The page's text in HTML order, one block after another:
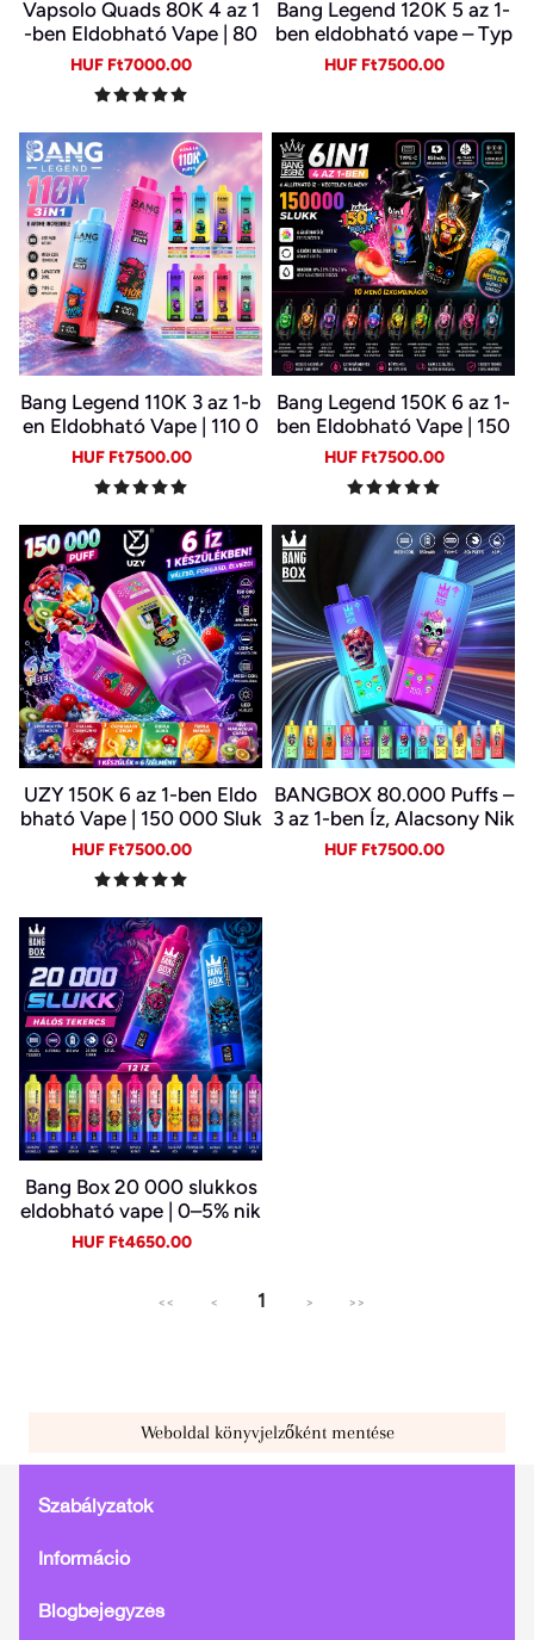
Vapsolo Quads 80K 4 az 1
-ben Eldobható Vape | 80
000 Slukk, Több Íz Egy Ké
szülékben
Sale
HUF Ft7000.00
Bang Legend 120K 5 az 1-
ben eldobható vape – Typ
e-C, LED kijelző
Sale
HUF Ft7500.00
Bang Legend 110K 3 az 1-b
en Eldobható Vape | 110 0
00 Slukk | 3 Íz Egy Készülé
kben | Digitális Kijelző | Ty
pe-C
Sale
HUF Ft7500.00
Bang Legend 150K 6 az 1-
ben Eldobható Vape | 150
000 Slukk | USB-C Újratöl
thető E-cigi | 6 Íz Egy Kész
ülékben
Sale
HUF Ft7500.00
UZY 150K 6 az 1-ben Eldo
bható Vape | 150 000 Sluk
k | 10 Ízkombináció | LED K
ijelző | Type-C Újratölthet
ő E-cigi
Sale
HUF Ft7500.00
BANGBOX 80.000 Puffs –
3 az 1-ben Íz, Alacsony Nik
otin, Eredeti Újratölthető
Sale
HUF Ft7500.00
Bang Box 20 000 slukkos
eldobható vape | 0–5% nik
otin | újratölthető, Type-C
Sale
HUF Ft4650.00
<< < 1 > >>
Weboldal könyvjelzőként mentése
Szabályzatok
Információ
Blogbejegyzés